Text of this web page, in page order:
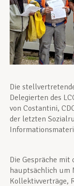
Aktuell
Die
Delegierten des
von Costantini,
der letzten
Die Gespräche
hauptsächlich um
Kollektivverträge,